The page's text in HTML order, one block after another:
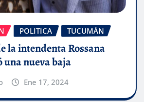
POLITICA TUCUMÁN
la intendenta Rossana
una nueva baja
Ene 17, 2024